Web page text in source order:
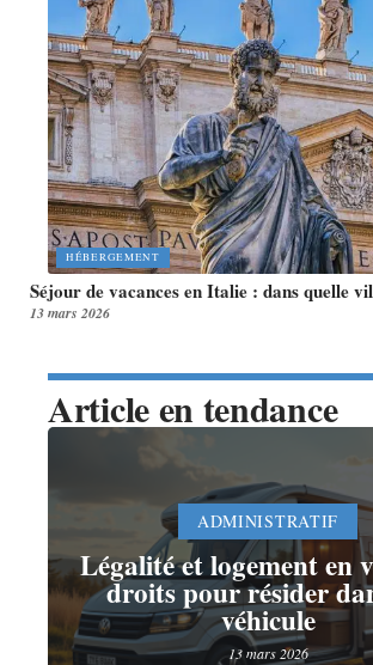
HÉBERGEMENT
Séjour de vacances en Italie : dans quelle
13 mars 2026
Article en tendance
ADMINISTRATIF
Légalité et logement en
droits pour résider
véhicule
13 mars 2026